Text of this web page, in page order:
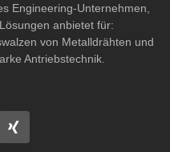
Engineering-Unternehmen,
anbietet für:
von Metalldrähten und
Antriebstechnik.